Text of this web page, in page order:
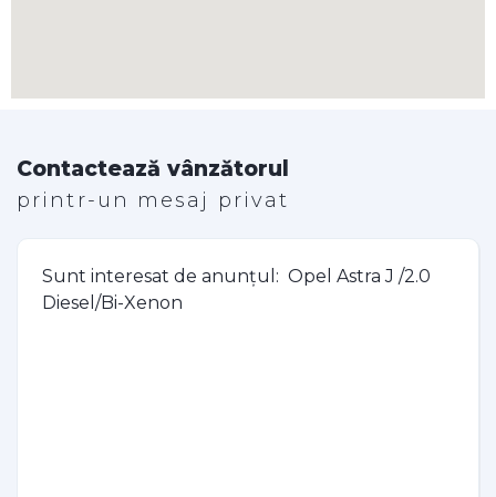
Contactează vânzătorul
printr-un mesaj privat